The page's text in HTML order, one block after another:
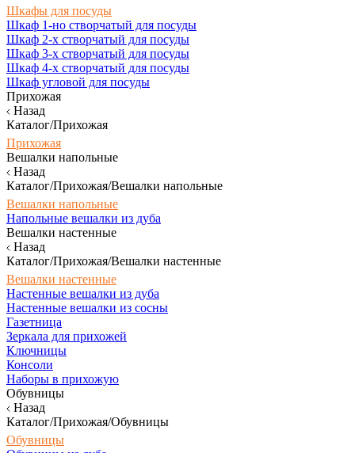
Шкафы для посуды
Шкаф 1-но створчатый для посуды
Шкаф 2-х створчатый для посуды
Шкаф 3-х створчатый для посуды
Шкаф 4-х створчатый для посуды
Шкаф угловой для посуды
Прихожая
Назад
Каталог/Прихожая
Прихожая
Вешалки напольные
Назад
Каталог/Прихожая/Вешалки напольные
Вешалки напольные
Напольные вешалки из дуба
Вешалки настенные
Назад
Каталог/Прихожая/Вешалки настенные
Вешалки настенные
Настенные вешалки из дуба
Настенные вешалки из сосны
Газетница
Зеркала для прихожей
Ключницы
Консоли
Наборы в прихожую
Обувницы
Назад
Каталог/Прихожая/Обувницы
Обувницы